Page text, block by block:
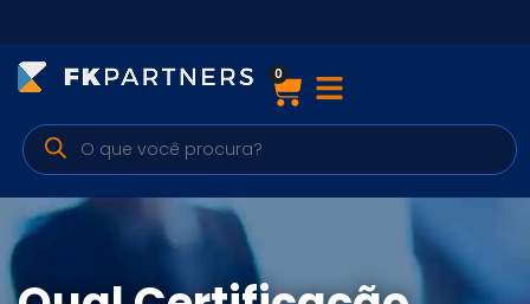
Cursos
Preparatórios Nacionais
Internacionais
Finanças & Edu. Continuada
0